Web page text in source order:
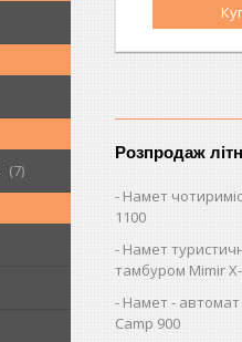
7
Розпродаж
Намет
1100
Намет
тамбуром Mimir
Намет - автомат
Camp 900